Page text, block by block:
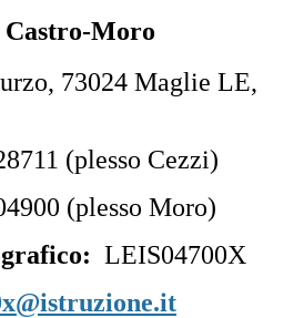
Castro-Moro
73024 Maglie LE,
(plesso Cezzi)
(plesso Moro)
LEIS04700X